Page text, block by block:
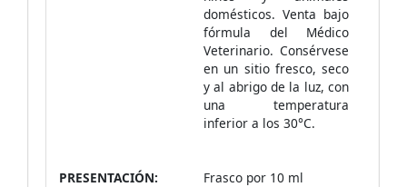
domésticos. Venta bajo
fórmula del Médico
Veterinario. Consérvese
en un sitio fresco, seco
y al abrigo de la luz, con
una temperatura
inferior a los 30°C.
PRESENTACIÓN:
Frasco por 10 ml